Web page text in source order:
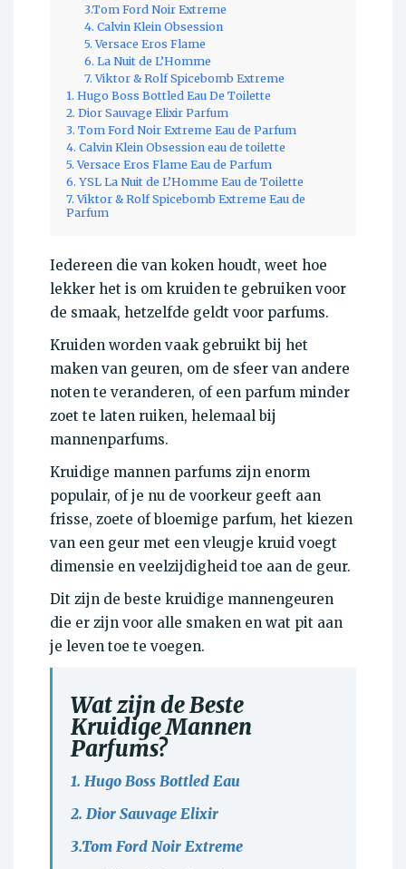
3.Tom Ford Noir Extreme
4. Calvin Klein Obsession
5. Versace Eros Flame
6. La Nuit de L’Homme
7. Viktor & Rolf Spicebomb Extreme
1. Hugo Boss Bottled Eau De Toilette
2. Dior Sauvage Elixir Parfum
3. Tom Ford Noir Extreme Eau de Parfum
4. Calvin Klein Obsession eau de toilette
5. Versace Eros Flame Eau de Parfum
6. YSL La Nuit de L’Homme Eau de Toilette
7. Viktor & Rolf Spicebomb Extreme Eau de
Parfum
Iedereen die van koken houdt, weet hoe
lekker het is om kruiden te gebruiken voor
de smaak, hetzelfde geldt voor parfums.
Kruiden worden vaak gebruikt bij het
maken van geuren, om de sfeer van andere
noten te veranderen, of een parfum minder
zoet te laten ruiken, helemaal bij
mannenparfums.
Kruidige mannen parfums zijn enorm
populair, of je nu de voorkeur geeft aan
frisse, zoete of bloemige parfum, het kiezen
van een geur met een vleugje kruid voegt
dimensie en veelzijdigheid toe aan de geur.
Dit zijn de beste kruidige mannengeuren
die er zijn voor alle smaken en wat pit aan
je leven toe te voegen.
Wat zijn de Beste
Kruidige Mannen
Parfums?
1. Hugo Boss Bottled Eau
2. Dior Sauvage Elixir
3.Tom Ford Noir Extreme